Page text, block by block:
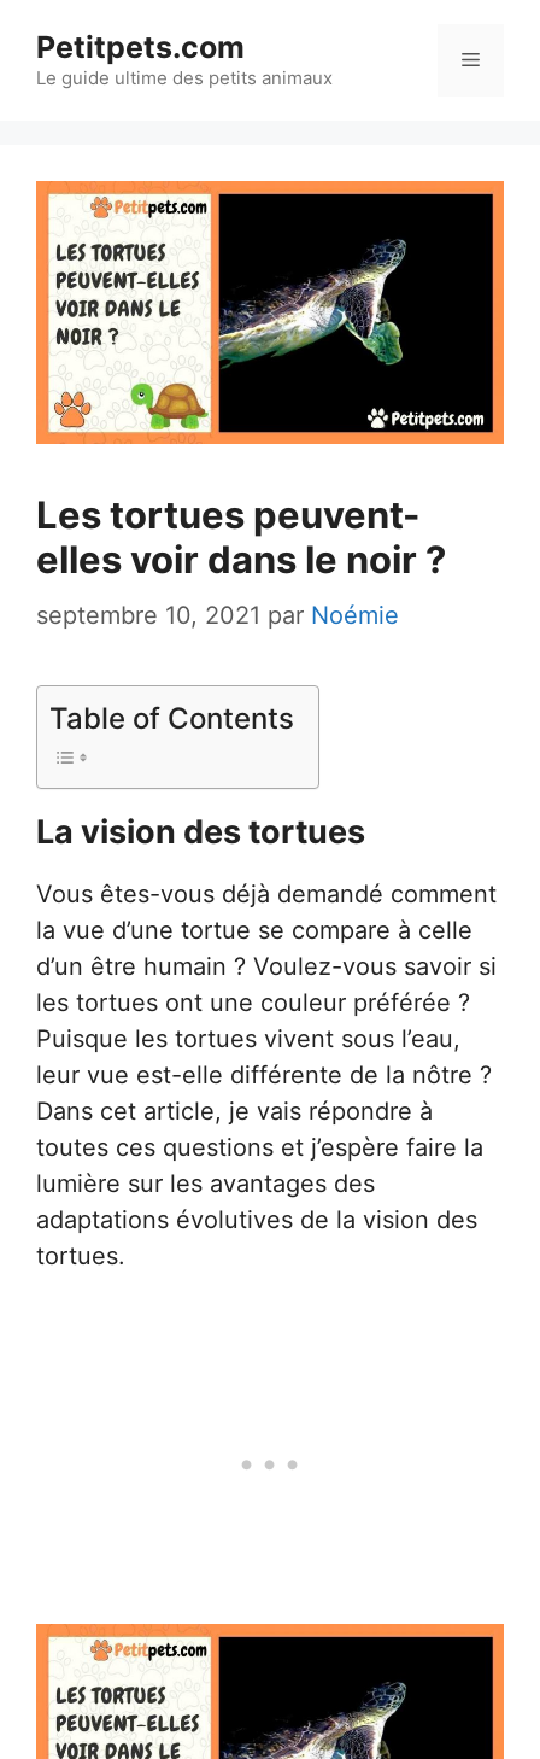
contenu
Petitpets.com
Le guide ultime des petits animaux
Menu
Les tortues peuvent-
elles voir dans le noir ?
septembre 10, 2021 par Noémie
Table of Contents
La vision des tortues
Vous êtes-vous déjà demandé comment
la vue d’une tortue se compare à celle
d’un être humain ? Voulez-vous savoir si
les tortues ont une couleur préférée ?
Puisque les tortues vivent sous l’eau,
leur vue est-elle différente de la nôtre ?
Dans cet article, je vais répondre à
toutes ces questions et j’espère faire la
lumière sur les avantages des
adaptations évolutives de la vision des
tortues.